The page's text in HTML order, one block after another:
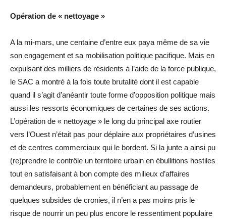
Opération de « nettoyage »
A la mi-mars, une centaine d’entre eux paya même de sa vie
son engagement et sa mobilisation politique pacifique. Mais en
expulsant des milliers de résidents à l’aide de la force publique,
le SAC a montré à la fois toute brutalité dont il est capable
quand il s’agit d’anéantir toute forme d’opposition politique mais
aussi les ressorts économiques de certaines de ses actions.
L’opération de « nettoyage » le long du principal axe routier
vers l’Ouest n’était pas pour déplaire aux propriétaires d’usines
et de centres commerciaux qui le bordent. Si la junte a ainsi pu
(re)prendre le contrôle un territoire urbain en ébullitions hostiles
tout en satisfaisant à bon compte des milieux d’affaires
demandeurs, probablement en bénéficiant au passage de
quelques subsides de cronies, il n’en a pas moins pris le
risque de nourrir un peu plus encore le ressentiment populaire